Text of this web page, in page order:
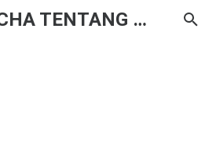
CERITA CHA TENTANG HAL BIASA